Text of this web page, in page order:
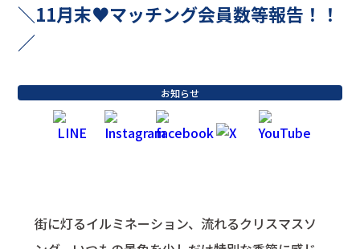
＼11月末♥マッチング会員数等報告！！
／
お知らせ
街に灯るイルミネーション、流れるクリスマスソ